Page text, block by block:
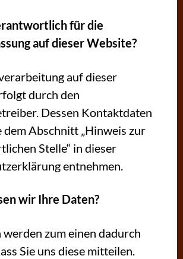
für die
auf dieser Website?
auf dieser
durch den
Dessen Kontaktdaten
dem Abschnitt „Hinweis zur
Stelle“ in dieser
entnehmen.
wir Ihre Daten?
werden zum einen dadurch
Sie uns diese mitteilen.